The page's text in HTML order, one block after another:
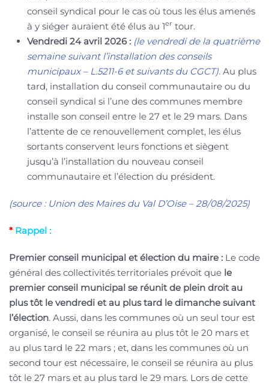
conseil syndical pour le cas où tous les élus amenés
à y siéger auraient été élus au 1er tour.
Vendredi 24 avril 2026 : (le vendredi de la quatrième
semaine suivant l’installation des conseils
municipaux – L.5211-6 et suivants du CGCT). Au plus
tard, installation du conseil communautaire ou du
conseil syndical si l’une des communes membre
installe son conseil entre le 27 et le 29 mars. Dans
l’attente de ce renouvellement complet, les élus
sortants conservent leurs fonctions et siègent
jusqu’à l’installation du nouveau conseil
communautaire et l’élection du président.
(source : Union des Maires du Val D’Oise – 28/08/2025)
* Rappel :
Premier conseil municipal et élection du maire : Le code
général des collectivités territoriales prévoit que le
premier conseil municipal se réunit de plein droit au
plus tôt le vendredi et au plus tard le dimanche suivant
l’élection. Aussi, dans les communes où un seul tour est
organisé, le conseil se réunira au plus tôt le 20 mars et
au plus tard le 22 mars ; et, dans les communes où un
second tour est nécessaire, le conseil se réunira au plus
tôt le 27 mars et au plus tard le 29 mars. Lors de cette